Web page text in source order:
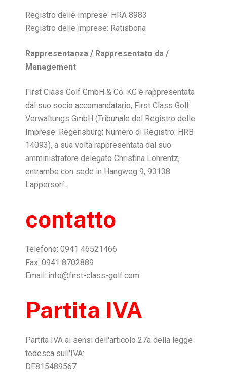
Registro delle Imprese: HRA 8983
Registro delle imprese: Ratisbona
Rappresentanza / Rappresentato da /
Management
First Class Golf GmbH & Co. KG è rappresentata
dal suo socio accomandatario, First Class Golf
Verwaltungs GmbH (Tribunale del Registro delle
Imprese: Regensburg; Numero di Registro: HRB
14093), a sua volta rappresentata dal suo
amministratore delegato Christina Lohrentz,
entrambe con sede in Hangweg 9, 93138
Lappersorf.
contatto
Telefono: 0941 46521466
Fax: 0941 8702889
Email: info@first-class-golf.com
Partita IVA
Partita IVA ai sensi dell'articolo 27a della legge
tedesca sull'IVA:
DE815489567